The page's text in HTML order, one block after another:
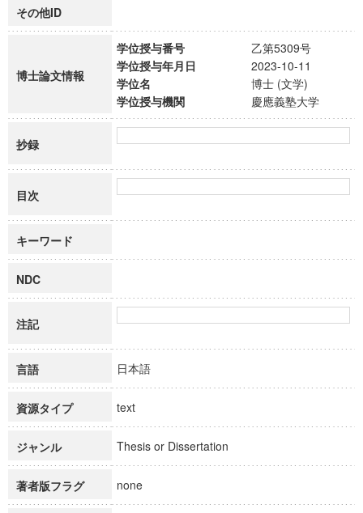
その他ID
博士論文情報
学位授与番号
乙第5309号
学位授与年月日
2023-10-11
学位名
博士 (文学)
学位授与機関
慶應義塾大学
抄録
目次
キーワード
NDC
注記
言語 日本語
資源タイプ text
ジャンル Thesis or Dissertation
著者版フラグ none